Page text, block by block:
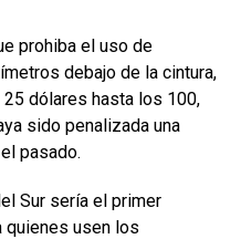
prohiba el uso de
debajo de la cintura,
dólares hasta los 100,
sido penalizada una
pasado.
Sur sería el primer
quienes usen los